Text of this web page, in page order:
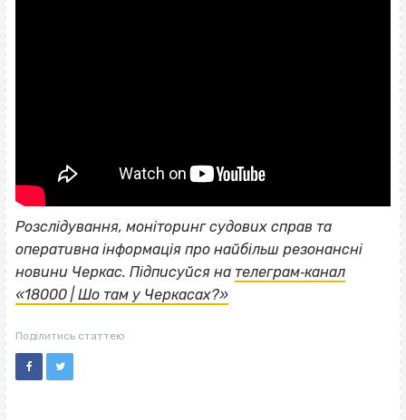
Розслідування, моніторинг судових справ та
оперативна інформація про найбільш резонансні
новини Черкас. Підписуйся на телеграм‐канал
«18000 | Шо там у Черкасах?»
Поділитись статтею